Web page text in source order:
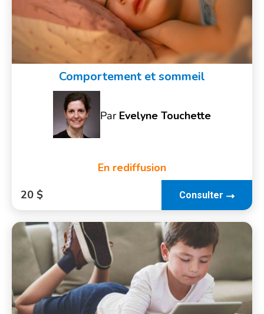
Comportement et sommeil
Par Evelyne Touchette
En rediffusion
20 $
Consulter